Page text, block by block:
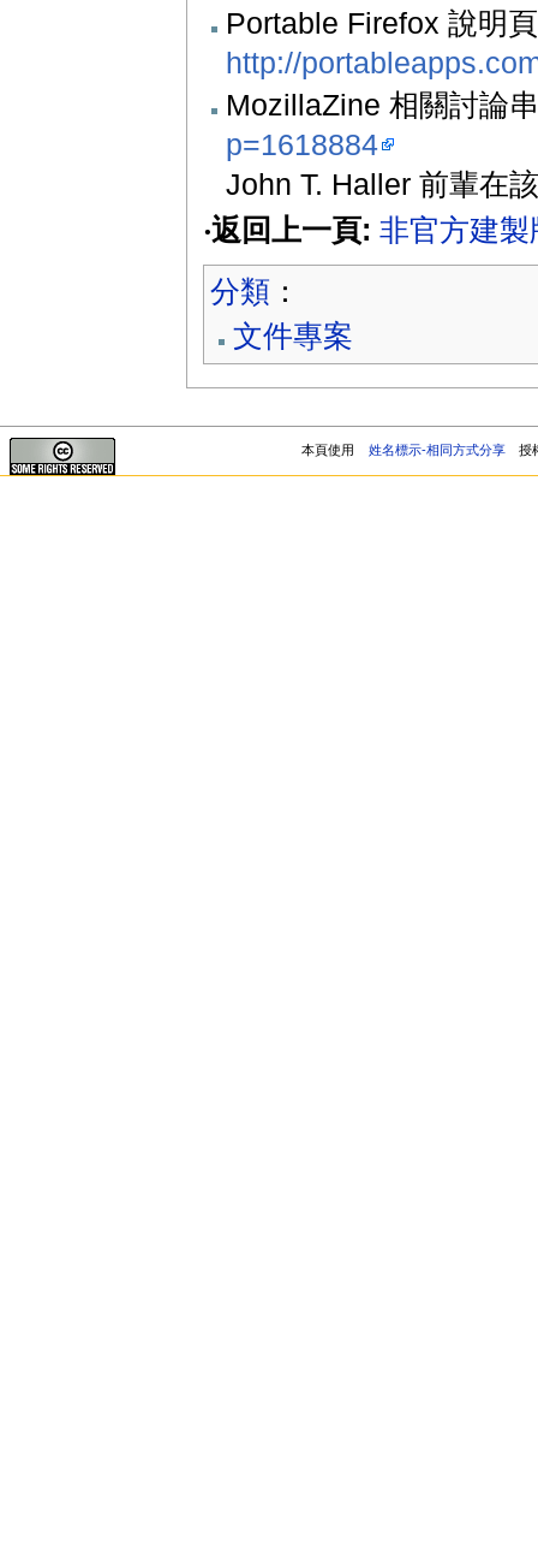
Portable Firefox 說明
http://
MozillaZine 相關討論
p=1618884
John T. Haller 前輩在
‧返回上一頁: 非官方建製
分類 ：
文件專案
本頁使用 姓名標示-相同方式分享 授